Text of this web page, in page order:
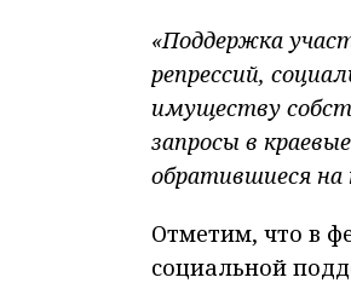
«Поддержка
репрессий,
имуществу
запросы в
обратившиеся
Отметим, что в
социальной